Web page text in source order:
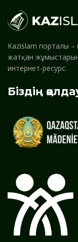
Kazislam порталы –
жатқан жұмыстарын
интернет-ресурс.
Біздің